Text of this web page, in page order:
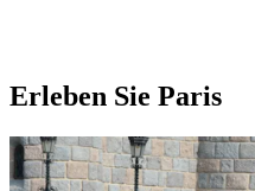
Erleben Sie Paris